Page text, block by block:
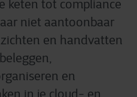
keten tot compliance
niet aantoonbaar
en handvatten
en